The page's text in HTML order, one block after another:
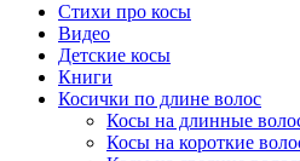
Cтихи про косы
Видео
Детские косы
Книги
Косички по длине волос
Косы на длинные
Косы на короткие